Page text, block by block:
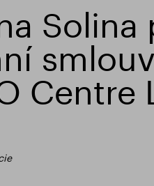
Slough
Solina
Centre